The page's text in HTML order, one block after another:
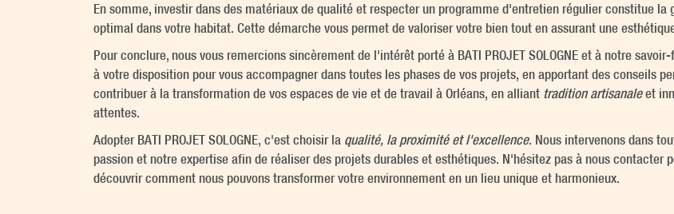
En somme, investir dans des matériaux de qualité et respecter un programme d'entretien régulier constitue la
optimal dans votre habitat. Cette démarche vous permet de valoriser votre bien tout en assurant une
Pour conclure, nous vous remercions sincèrement de l'intérêt porté à BATI PROJET SOLOGNE et à notre
à votre disposition pour vous accompagner dans toutes les phases de vos projets, en apportant des conseils
contribuer à la transformation de vos espaces de vie et de travail à Orléans, en alliant tradition artisanaleet
attentes.
Adopter BATI PROJET SOLOGNE, c'est choisir la qualité, la proximité et l'excellence. Nous intervenons dans
passion et notre expertise afin de réaliser des projets durables et esthétiques. N'hésitez pas à nous contacter
découvrir comment nous pouvons transformer votre environnement en un lieu unique et harmonieux.